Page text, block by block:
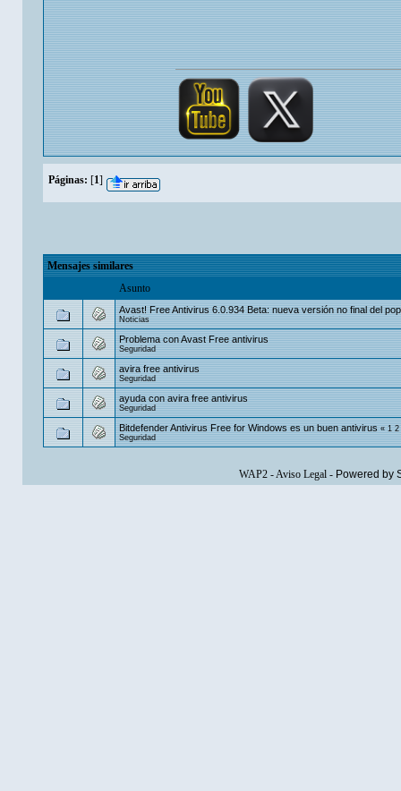
Páginas: [1]
Mensajes similares
Asunto
Avast! Free Antivirus 6.0.934 Beta: nueva versión no final del
Noticias
Problema con Avast Free antivirus
Seguridad
avira free antivirus
Seguridad
ayuda con avira free antivirus
Seguridad
Bitdefender Antivirus Free for Windows es un buen antivirus «1 2
Seguridad
WAP2-Aviso Legal- Powered by